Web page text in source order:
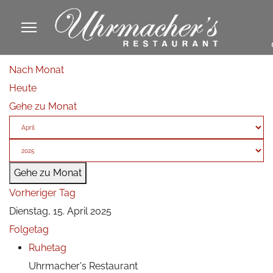
Nach Monat
Heute
Gehe zu Monat
Gehe zu Monat
Vorheriger Tag
Dienstag, 15. April 2025
Folgetag
Ruhetag
Uhrmacher's Restaurant